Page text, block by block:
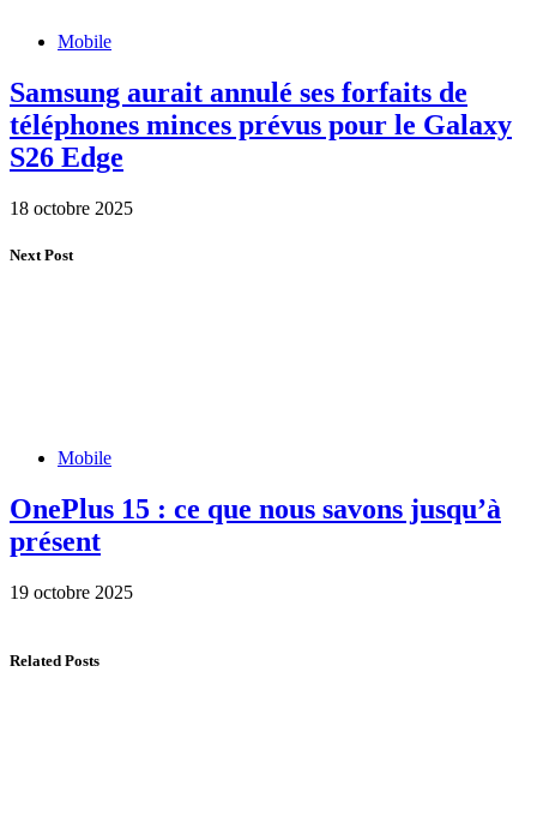
Mobile
Samsung aurait annulé ses forfaits de
téléphones minces prévus pour le Galaxy
S26 Edge
18 octobre 2025
Next Post
Mobile
OnePlus 15 : ce que nous savons jusqu’à
présent
19 octobre 2025
Related Posts